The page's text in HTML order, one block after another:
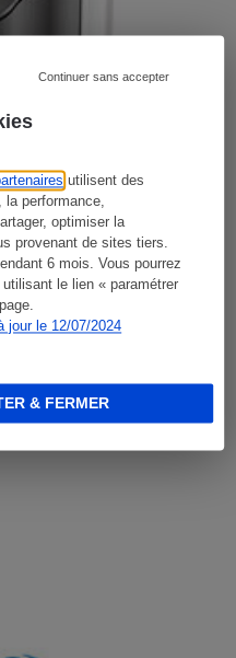
utilisent des
la performance,
optimiser la
provenant de sites tiers.
6 mois. Vous pourrez
le lien « paramétrer
jour le 12/07/2024
Continuer sans accepter
& FERMER
CoffeeB (vidéo)